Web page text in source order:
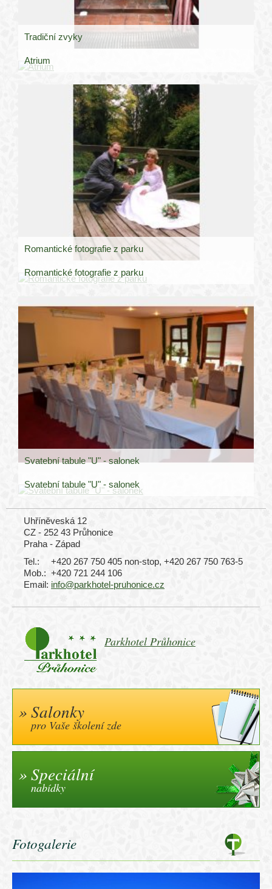
Tradiční zvyky
Atrium
Romantické fotografie z parku
Romantické fotografie z parku
Svatební tabule "U" - salonek
Svatební tabule "U" - salonek
Uhříněveská 12
CZ - 252 43 Průhonice
Praha - Západ
Tel.:
+420 267 750 405 non-stop, +420 267 750 763-5
Mob.: +420 721 244 106
Email: info@parkhotel-pruhonice.cz
Parkhotel Průhonice
Salonky
pro Vaše školení zde
Speciální
nabídky
Fotogalerie